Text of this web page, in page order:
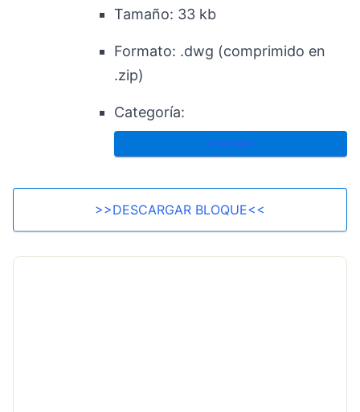
Tamaño: 33 kb
Formato: .dwg (comprimido en
.zip)
Categoría:
Animales
>>DESCARGAR BLOQUE<<